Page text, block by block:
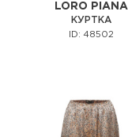
LORO PIANA
КУРТКА
ID: 48502